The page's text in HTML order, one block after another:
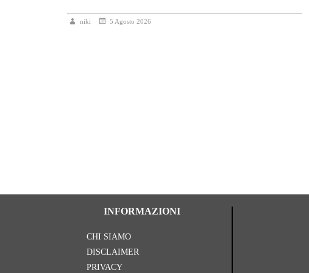
niki 5 Agosto 2026
INFORMAZIONI
CHI SIAMO
DISCLAIMER
PRIVACY